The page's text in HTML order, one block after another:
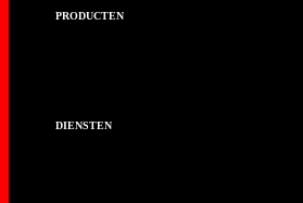
PRODUCTEN
DIENSTEN